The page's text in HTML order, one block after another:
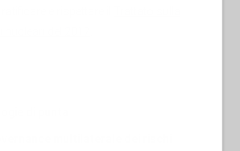
e rispettare il
del 2017
di punta
multilaterale dei rischi